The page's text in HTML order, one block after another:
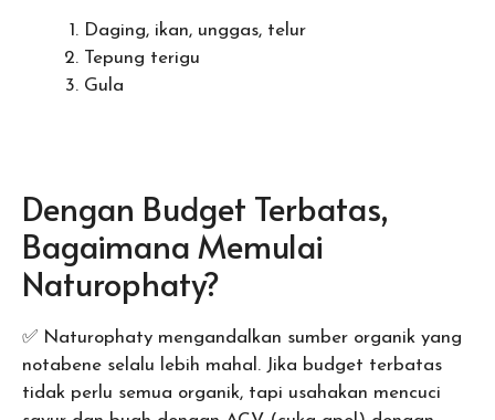
Daging, ikan, unggas, telur
Tepung terigu
Gula
Dengan Budget Terbatas,
Bagaimana Memulai
Naturophaty?
✅ Naturophaty mengandalkan sumber organik yang
notabene selalu lebih mahal. Jika budget terbatas
tidak perlu semua organik, tapi usahakan mencuci